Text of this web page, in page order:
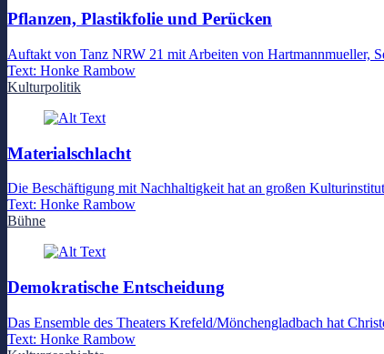
Pflanzen, Plastikfolie und Perücken
Auftakt von Tanz NRW 21 mit Arbeiten von Hartmannmueller,
Text: Honke Rambow
Kulturpolitik
Materialschlacht
Die Beschäftigung mit Nachhaltigkeit hat an großen
Text: Honke Rambow
Bühne
Demokratische Entscheidung
Das Ensemble des Theaters Krefeld/Mönchengladbach hat
Text: Honke Rambow